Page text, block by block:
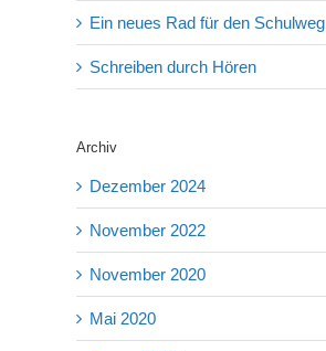
Ein neues Rad für den Schulweg
Schreiben durch Hören
Archiv
Dezember 2024
November 2022
November 2020
Mai 2020